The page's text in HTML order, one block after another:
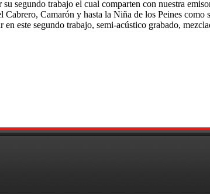
segundo trabajo el cual comparten con nuestra
Camarón y hasta la Niña de los Peines
este segundo trabajo, semi-acústico grabado,